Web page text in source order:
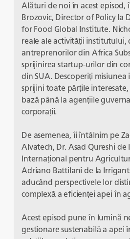
Alături de noi în acest episod,
Brozovic, Director of Policy la
for Food Global Institute.
reale ale activității institutului,
antreprenorilor din Africa
sprijinirea startup-urilor din
din SUA. Descoperiți
sprijini toate părțile
bază până la agențiile
corporații.
De asemenea, îi întâlnim pe
Alvatech, Dr. Asad Qureshi de
Internațional pentru
Adriano Battilani de la
aducând perspectivele lor
complexă a eficienței apei în
Acest episod pune în lumină
gestionare sustenabilă a apei